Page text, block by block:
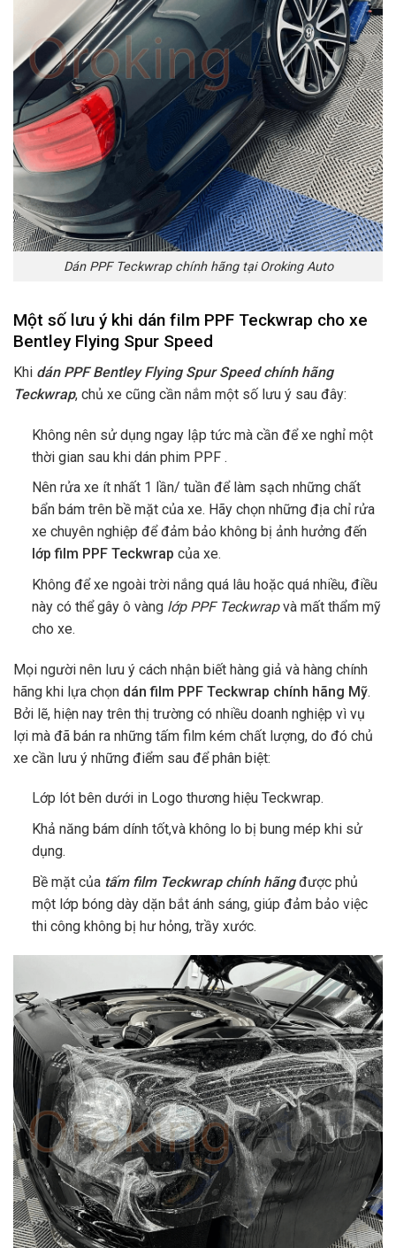
Dán PPF Teckwrap chính hãng tại Oroking Auto
Một số lưu ý khi dán film PPF Teckwrap cho xe
Bentley Flying Spur Speed
Khi dán PPF Bentley Flying Spur Speed chính hãng
Teckwrap, chủ xe cũng cần nắm một số lưu ý sau đây:
Không nên sử dụng ngay lập tức mà cần để xe nghỉ một
thời gian sau khi dán phim PPF .
Nên rửa xe ít nhất 1 lần/ tuần để làm sạch những chất
bẩn bám trên bề mặt của xe. Hãy chọn những địa chỉ rửa
xe chuyên nghiệp để đảm bảo không bị ảnh hưởng đến
lớp film PPF Teckwrap của xe.
Không để xe ngoài trời nắng quá lâu hoặc quá nhiều, điều
này có thể gây ô vàng lớp PPF Teckwrapvà mất thẩm mỹ
cho xe.
Mọi người nên lưu ý cách nhận biết hàng giả và hàng chính
hãng khi lựa chọn dán film PPF Teckwrap chính hãng Mỹ.
Bởi lẽ, hiện nay trên thị trường có nhiều doanh nghiệp vì vụ
lợi mà đã bán ra những tấm film kém chất lượng, do đó chủ
xe cần lưu ý những điểm sau để phân biệt:
Lớp lót bên dưới in Logo thương hiệu Teckwrap.
Khả năng bám dính tốt,và không lo bị bung mép khi sử
dụng.
Bề mặt của tấm film Teckwrap chính hãngđược phủ
một lớp bóng dày dặn bắt ánh sáng, giúp đảm bảo việc
thi công không bị hư hỏng, trầy xước.